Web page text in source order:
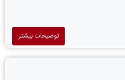
توضیحات بیشتر